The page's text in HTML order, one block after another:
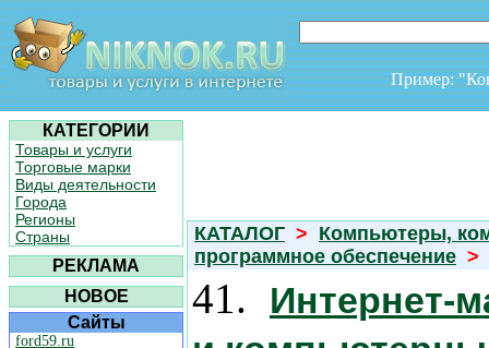
Пример:
КАТЕГОРИИ
Товары и услуги
Торговые марки
Виды деятельности
Города
Регионы
Страны
РЕКЛАМА
НОВОЕ
Сайты
ford59.ru
КАТАЛОГ > Компьютеры,
программное обеспечение >
41.
Интернет-